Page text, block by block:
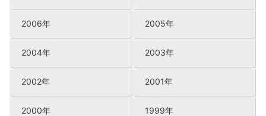
2006年 2005年
2004年 2003年
2002年 2001年
2000年 1999年